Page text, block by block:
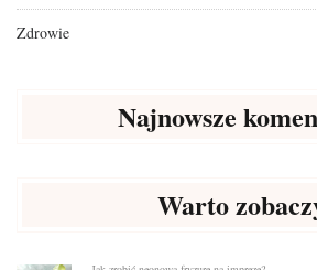
Zdrowie
Najnowsze
Warto